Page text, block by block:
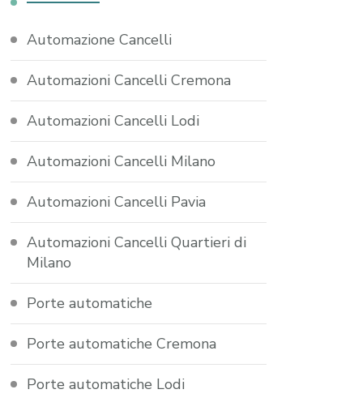
Automazione Cancelli
Automazioni Cancelli Cremona
Automazioni Cancelli Lodi
Automazioni Cancelli Milano
Automazioni Cancelli Pavia
Automazioni Cancelli Quartieri di
Milano
Porte automatiche
Porte automatiche Cremona
Porte automatiche Lodi